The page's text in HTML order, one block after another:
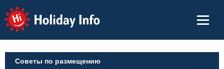
Holiday Info
Советы по размещению